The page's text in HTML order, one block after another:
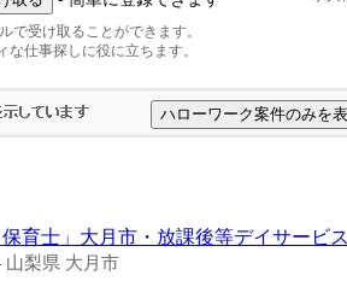
で受け取ることができます。
仕事探しに役に立ちます。
育士」大月市・放課後等デイサービス
山梨県 大月市